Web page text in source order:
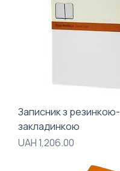
Записник з резинкою-
закладинкою
Price
UAH 1,206.00